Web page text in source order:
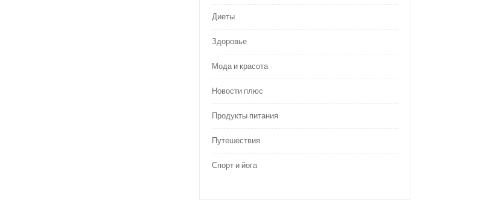
Диеты
Здоровье
Мода и красота
Новости плюс
Продукты питания
Путешествия
Спорт и йога